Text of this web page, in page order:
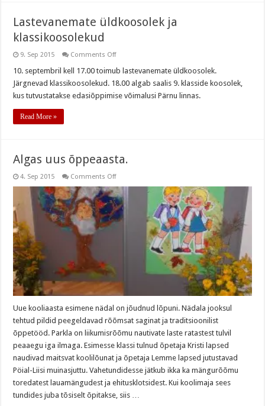
Lastevanemate üldkoosolek ja
klassikoosolekud
9. Sep 2015 Comments Offon
üldkoosolek
klassikoosolekud
10. septembril kell 17.00 toimub lastevanemate üldkoosolek.
Järgnevad klassikoosolekud. 18.00 algab saalis 9. klasside koosolek,
kus tutvustatakse edasiõppimise võimalusi Pärnu linnas.
Read More »
Algas uus õppeaasta.
4. Sep 2015 Comments Offon
õppeaasta.
Uue kooliaasta esimene nädal on jõudnud lõpuni. Nädala jooksul
tehtud pildid peegeldavad rõõmsat saginat ja traditsioonilist
õppetööd. Parkla on liikumisrõõmu nautivate laste ratastest tulvil
peaaegu iga ilmaga. Esimesse klassi tulnud õpetaja Kristi lapsed
naudivad maitsvat koolilõunat ja õpetaja Lemme lapsed jutustavad
Pöial-Liisi muinasjuttu. Vahetundidesse jätkub ikka ka mängurõõmu
toredatest lauamängudest ja ehitusklotsidest. Kui koolimaja sees
tundides juba tõsiselt õpitakse, siis …